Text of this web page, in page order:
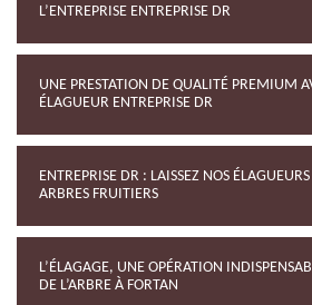
L’ENTREPRISE ENTREPRISE DR
UNE PRESTATION DE QUALITÉ PREMIUM
ÉLAGUEUR ENTREPRISE DR
ENTREPRISE DR : LAISSEZ NOS
ARBRES FRUITIERS
L’ÉLAGAGE, UNE OPÉRATION
DE L’ARBRE À FORTAN